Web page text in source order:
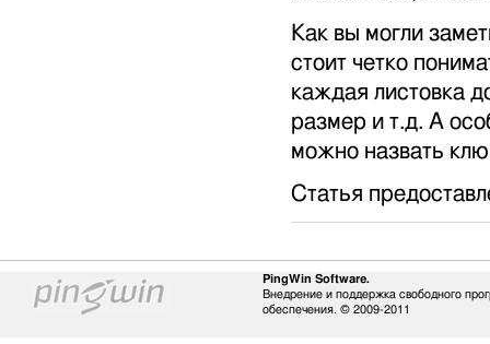
Как вы могли
стоит четко
каждая листовка
размер и т.д. А
можно назвать
Статья
PingWin Software.
Внедрение и поддержка свободного
обеспечения. © 2009-2011